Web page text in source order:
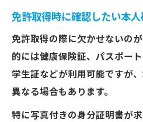
免許取得時に確認したい本
免許取得の際に欠かせないの
的には健康保険証、パスポー
学生証などが利用可能ですが
異なる場合もあります。
特に写真付きの身分証明書が